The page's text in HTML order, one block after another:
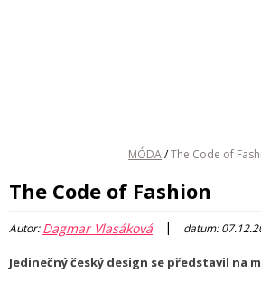
MÓDA/The Code of
The Code of Fashion
Autor:Dagmar Vlasáková | datum:
Jedinečný český design se představil na